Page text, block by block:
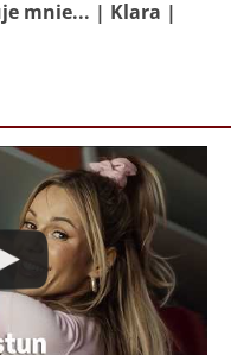
mnie... | Klara |